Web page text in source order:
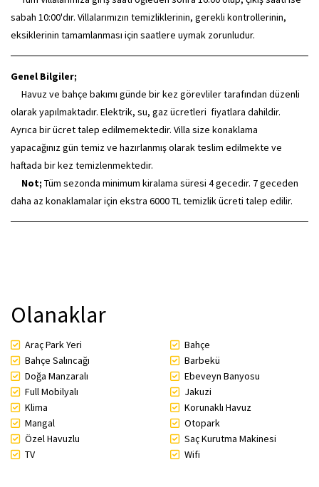
sabah 10:00'dır. Villalarımızın temizliklerinin, gerekli kontrollerinin,
eksiklerinin tamamlanması için saatlere uymak zorunludur.
Genel Bilgiler;
Havuz ve bahçe bakımı günde bir kez görevliler tarafından düzenli
olarak yapılmaktadır. Elektrik, su, gaz ücretleri fiyatlara dahildir.
Ayrıca bir ücret talep edilmemektedir. Villa size konaklama
yapacağınız gün temiz ve hazırlanmış olarak teslim edilmekte ve
haftada bir kez temizlenmektedir.
Not; Tüm sezonda minimum kiralama süresi 4 gecedir. 7 geceden
daha az konaklamalar için ekstra 6000 TL temizlik ücreti talep edilir.
Olanaklar
Araç Park Yeri
Bahçe
Bahçe Salıncağı
Barbekü
Doğa Manzaralı
Ebeveyn Banyosu
Full Mobilyalı
Jakuzi
Klima
Korunaklı Havuz
Mangal
Otopark
Özel Havuzlu
Saç Kurutma Makinesi
TV
Wifi